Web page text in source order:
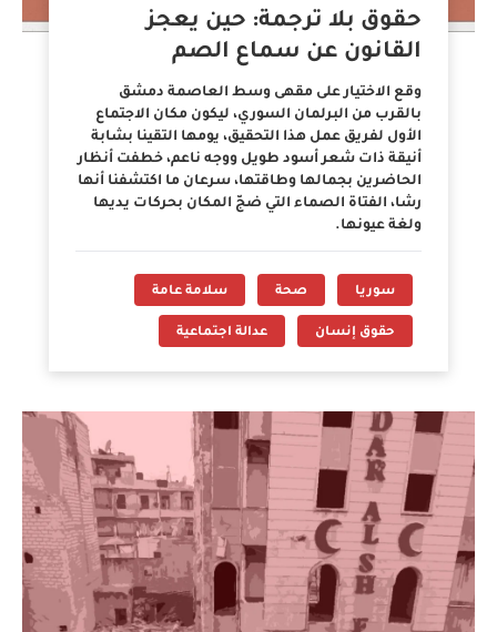
حقوق بلا ترجمة: حين يعجز
القانون عن سماع الصم
وقع الاختيار على مقهى وسط العاصمة دمشق
بالقرب من البرلمان السوري، ليكون مكان الاجتماع
الأول لفريق عمل هذا التحقيق، يومها التقينا بشابة
أنيقة ذات شعر أسود طويل ووجه ناعم، خطفت أنظار
الحاضرين بجمالها وطاقتها، سرعان ما اكتشفنا أنها
رشا، الفتاة الصماء التي ضجّ المكان بحركات يديها
ولغة عيونها.
سوريا صحة سلامة عامة
حقوق إنسان عدالة اجتماعية